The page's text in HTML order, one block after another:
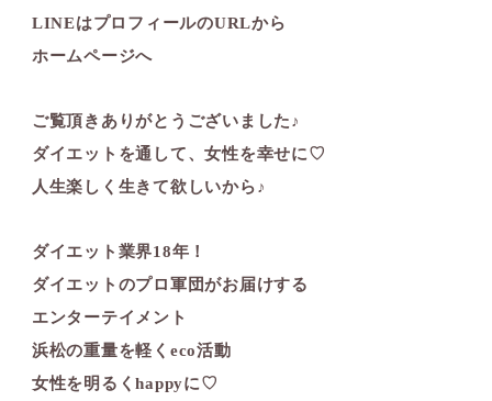
LINEはプロフィールのURLから
ホームページへ
ご覧頂きありがとうございました♪
ダイエットを通して、女性を幸せに♡
人生楽しく生きて欲しいから♪
ダイエット業界18年！
ダイエットのプロ軍団がお届けする
エンターテイメント
浜松の重量を軽くeco活動
女性を明るくhappyに♡